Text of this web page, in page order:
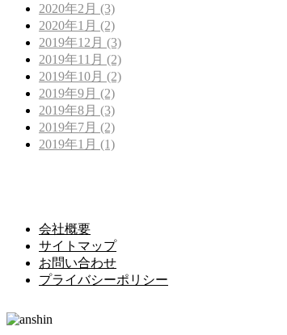
2020年2月 (3)
2020年1月 (2)
2019年12月 (3)
2019年11月 (2)
2019年10月 (2)
2019年9月 (2)
2019年8月 (3)
2019年7月 (2)
2019年1月 (1)
会社概要
サイトマップ
お問い合わせ
プライバシーポリシー